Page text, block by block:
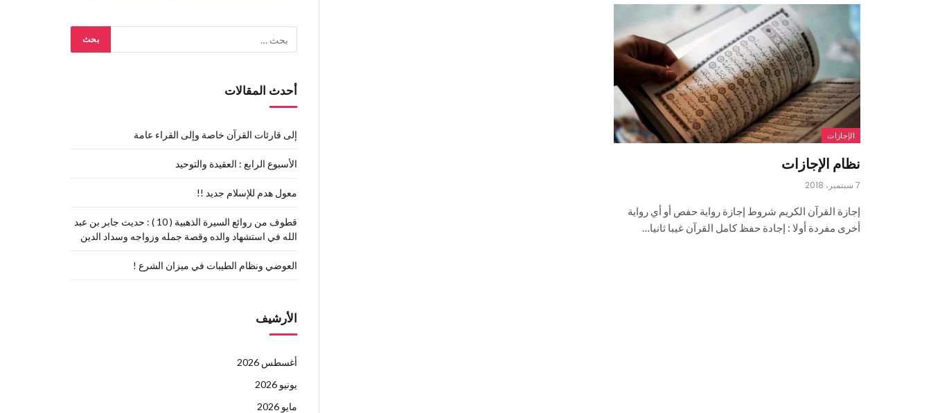
الإجازات
نظام الإجازات
7 سبتمبر، 2018
إجازة القرآن الكريم شروط إجازة رواية حفص أو أي رواية
أخرى مفردة أولا : إجادة حفظ كامل القرآن غيبا ثانيا…
أحدث المقالات
إلى قارئات القرآن خاصة وإلى القراء عامة
الأسبوع الرابع : العقيدة والتوحيد
معول هدم للإسلام جديد !!
قطوف من روائع السيرة الذهبية ( 10 ) : حديث جابر بن عبد
الله في استشهاد والده وقصة جمله وزواجه وسداد الدين
العوضي ونظام الطيبات في ميزان الشرع !
الأرشيف
أغسطس 2026
يونيو 2026
مايو 2026